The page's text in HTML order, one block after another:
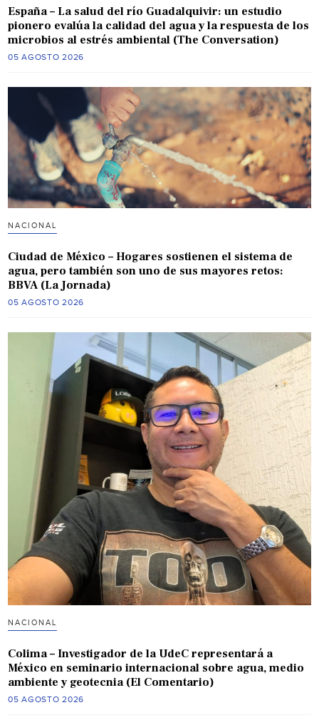
España – La salud del río Guadalquivir: un estudio
pionero evalúa la calidad del agua y la respuesta de los
microbios al estrés ambiental (The Conversation)
05 AGOSTO 2026
NACIONAL
Ciudad de México – Hogares sostienen el sistema de
agua, pero también son uno de sus mayores retos:
BBVA (La Jornada)
05 AGOSTO 2026
NACIONAL
Colima – Investigador de la UdeC representará a
México en seminario internacional sobre agua, medio
ambiente y geotecnia (El Comentario)
05 AGOSTO 2026